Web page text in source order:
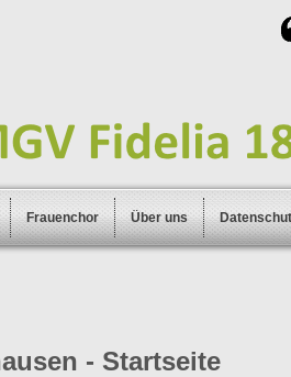
Frauenchor Über uns
- Startseite